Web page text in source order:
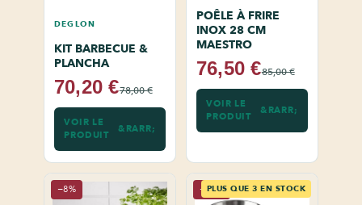
DEGLON
KIT BARBECUE &
PLANCHA
70,20 €78,00 €
VOIR LE
PRODUIT
POÊLE À FRIRE
INOX 28 CM
MAESTRO
76,50 €85,00 €
VOIR LE
PRODUIT
−8% −10%
PLUS QUE 3 EN STOCK